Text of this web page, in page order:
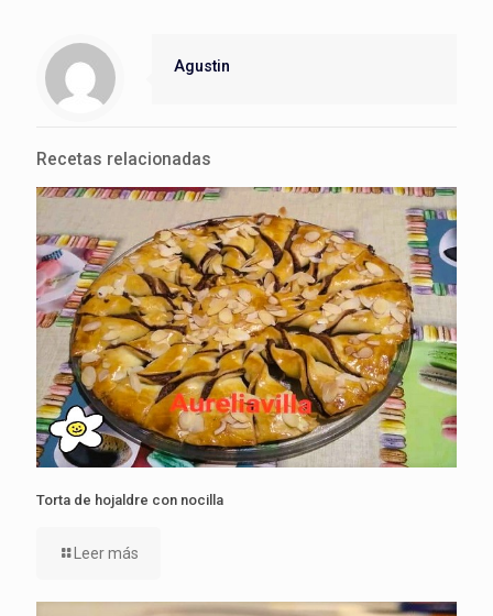
Agustin
Recetas relacionadas
Torta de hojaldre con nocilla
Leer más